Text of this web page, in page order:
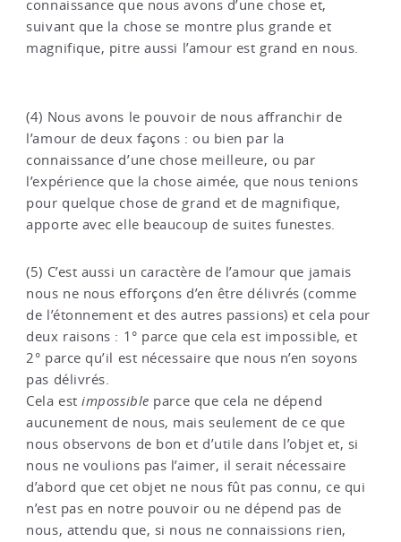
connaissance que nous avons d’une chose et,
suivant que la chose se montre plus grande et
magnifique, pitre aussi l’amour est grand en nous.
(4) Nous avons le pouvoir de nous affranchir de
l’amour de deux façons : ou bien par la
connaissance d’une chose meilleure, ou par
l’expérience que la chose aimée, que nous tenions
pour quelque chose de grand et de magnifique,
apporte avec elle beaucoup de suites funestes.
(5) C’est aussi un caractère de l’amour que jamais
nous ne nous efforçons d’en être délivrés (comme
de l’étonnement et des autres passions) et cela pour
deux raisons : 1° parce que cela est impossible, et
2° parce qu’il est nécessaire que nous n’en soyons
pas délivrés.
Cela estimpossible parce que cela ne dépend
aucunement de nous, mais seulement de ce que
nous observons de bon et d’utile dans l’objet et, si
nous ne voulions pas l’aimer, il serait nécessaire
d’abord que cet objet ne nous fût pas connu, ce qui
n’est pas en notre pouvoir ou ne dépend pas de
nous, attendu que, si nous ne connaissions rien,